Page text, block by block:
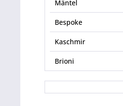
Mäntel
Bespoke
Kaschmir
Brioni